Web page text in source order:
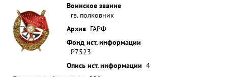
Воинское звание
гв. полковник
Архив ГАРФ
Фонд ист. информации
Р7523
Опись ист. информации 4